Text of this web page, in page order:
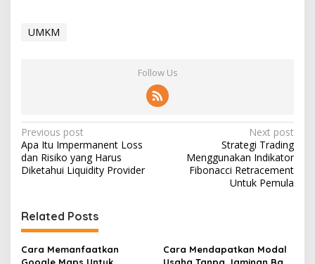
UMKM
Follow Us
Post
navigation
Previous post
Apa Itu Impermanent Loss
dan Risiko yang Harus
Diketahui Liquidity Provider
Next post
Strategi Trading
Menggunakan Indikator
Fibonacci Retracement
Untuk Pemula
Related Posts
Cara Memanfaatkan
Cara Mendapatkan Modal